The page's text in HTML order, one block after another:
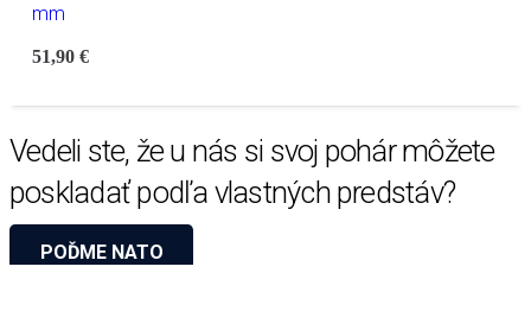
mm
51,90€
Vedeli ste, že u nás si svoj pohár môžete
poskladať podľa vlastných predstáv?
POĎME NATO